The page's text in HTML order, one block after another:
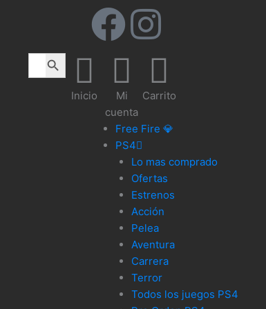
F
a
c
e
b
o
o
k
I
n
s
t
a
g
r
a
m
Search
Search Button
Inicio
Mi
cuenta
Carrito
Free Fire 💎
PS4
Lo mas comprado
Ofertas
Estrenos
Acción
Pelea
Aventura
Carrera
Terror
Todos los juegos PS4